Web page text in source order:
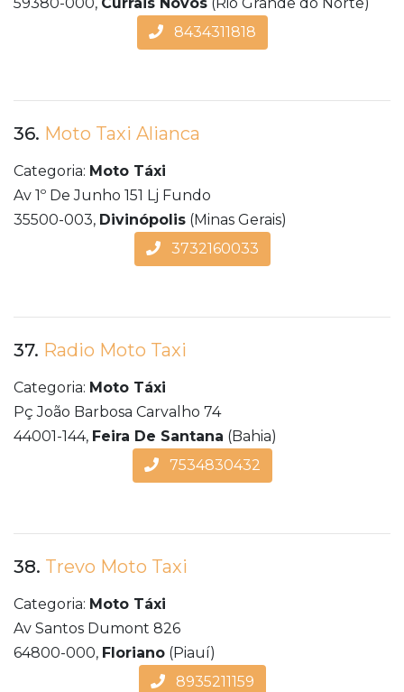
59380-000, Currais Novos (Rio Grande do Norte)
8434311818
36. Moto Taxi Alianca
Categoria: Moto Táxi
Av 1º De Junho 151 Lj Fundo
35500-003, Divinópolis (Minas Gerais)
3732160033
37. Radio Moto Taxi
Categoria: Moto Táxi
Pç João Barbosa Carvalho 74
44001-144, Feira De Santana (Bahia)
7534830432
38. Trevo Moto Taxi
Categoria: Moto Táxi
Av Santos Dumont 826
64800-000, Floriano (Piauí)
8935211159